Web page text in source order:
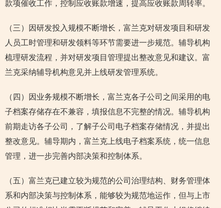
款项催收工作，控制应收账款增速，提高应收账款周转率。
（三）因研发投入规模不断增长，富兰克对研发项目和研发
人员工时管理和研发领料等环节需要进一步规范。辅导机构
梳理研发流程，并对研发项目管理提出整改意见和建议。富
兰克采纳辅导机构意见并上线研发管理系统。
（四）因业务规模不断增长，富兰克各子公司之间采用的电
子档案存储存在不兼容，填报信息不完整的情况。辅导机构
前期走访各子公司，了解子公司电子档案存储情况，并提出
整改意见。辅导期内，富兰克上线电子档案系统，统一信息
管理，进一步完善内部决策和控制体系。
（五）富兰克已建立较为规范的公司治理结构、财务管理体
系和内部决策与控制体系，能够较为规范地运作，但与上市